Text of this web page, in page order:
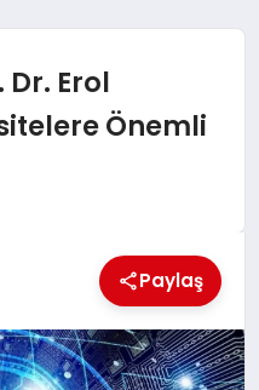
Dr. Erol
Önemli
Paylaş